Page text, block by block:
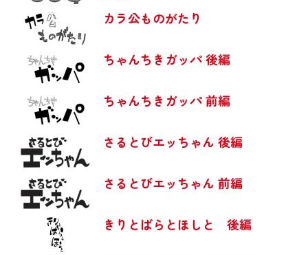
カラ公ものがたり
ちゃんちきガッパ 後編
ちゃんちきガッパ 前編
さるとびエッちゃん 後編
さるとびエッちゃん 前編
きりとばらとほしと 後編